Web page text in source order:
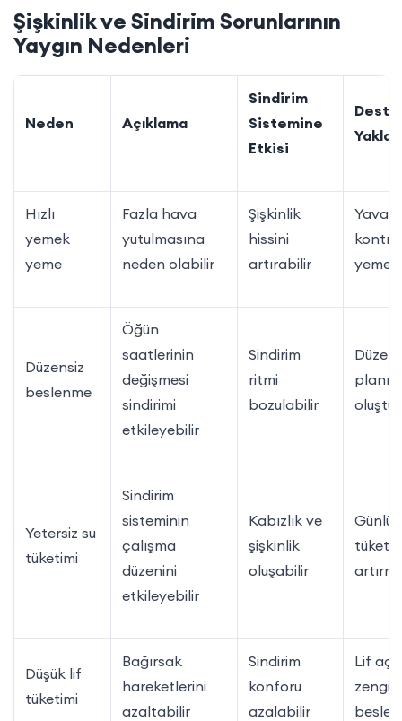
Şişkinlik ve Sindirim Sorunlarının
Yaygın Nedenleri
Neden Açıklama
Sindirim
Sistemine
Etkisi
Hızlı
yemek
yeme
Fazla hava
yutulmasına
neden olabilir
Şişkinlik
hissini
artırabilir
Yavaş
yemek
Düzensiz
beslenme
Öğün
saatlerinin
değişmesi
sindirimi
etkileyebilir
Sindirim
ritmi
bozulabilir
planı
Yetersiz su
tüketimi
Sindirim
sisteminin
çalışma
düzenini
etkileyebilir
Kabızlık ve
şişkinlik
oluşabilir
Düşük lif
tüketimi
Bağırsak
hareketlerini
azaltabilir
Sindirim
konforu
azalabilir
Lif
zengin